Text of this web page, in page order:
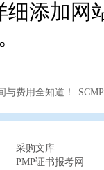
细添加网
与费用全知道！
采购文库
PMP证书报考网